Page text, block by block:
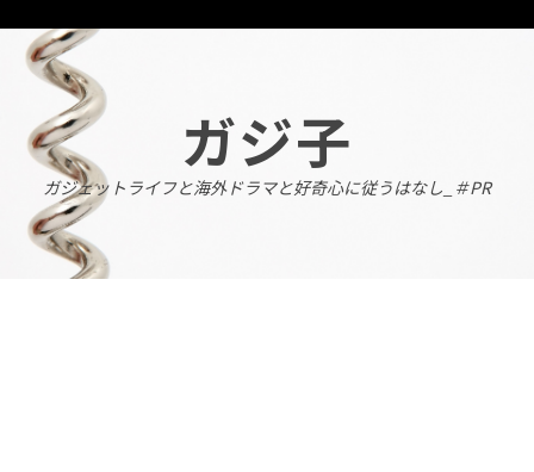
content
ガジ子
ガジェットライフと海外ドラマと好奇心に従うはなし_＃PR